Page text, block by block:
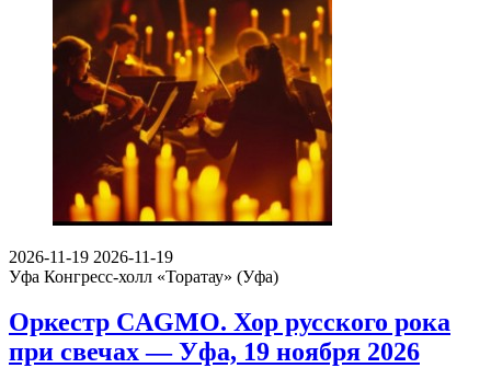
2026-11-19 2026-11-19
Уфа Конгресс-холл «Торатау» (Уфа)
Оркестр CAGMO. Хор русского рока
при свечах — Уфа, 19 ноября 2026